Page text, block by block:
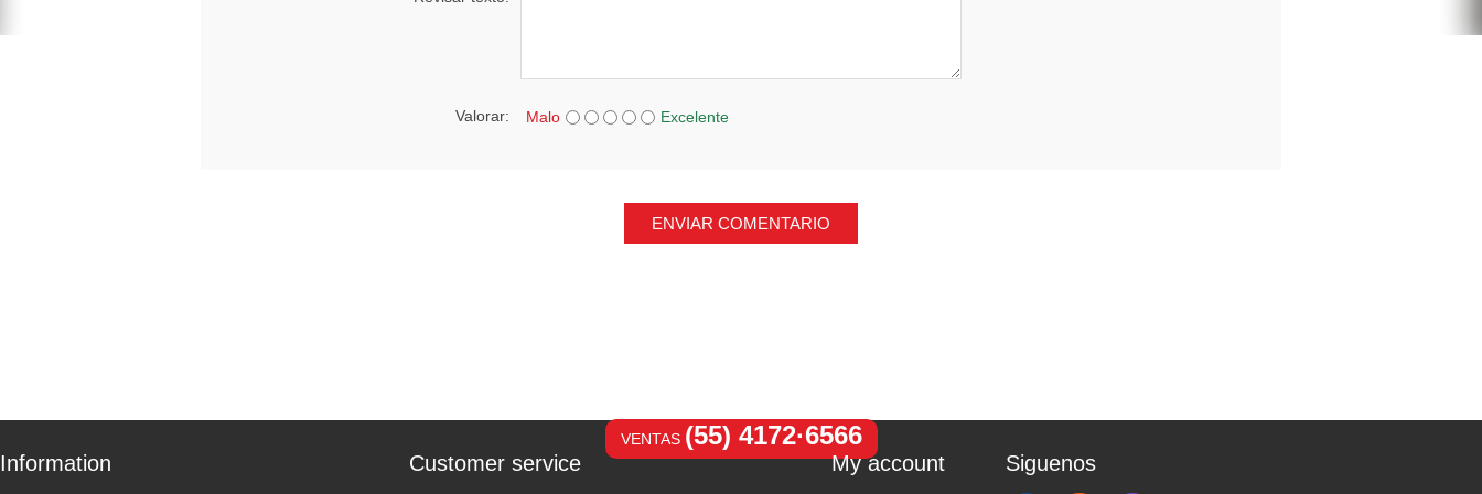
Valorar: Malo Excelente
ENVIAR COMENTARIO
VENTAS (55) 4172·6566
Information Customer service My account Siguenos